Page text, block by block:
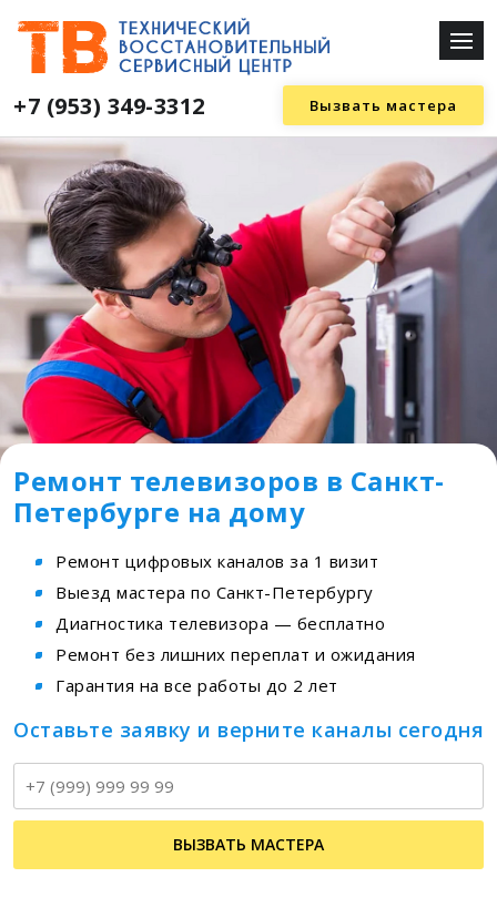
+7 (953) 349-3312 Вызвать мастера
Ремонт телевизоров в Санкт-
Петербурге на дому
Ремонт цифровых каналов за 1 визит
Выезд мастера по Санкт-Петербургу
Диагностика телевизора — бесплатно
Ремонт без лишних переплат и ожидания
Гарантия на все работы до 2 лет
Оставьте заявку и верните каналы сегодня
ВЫЗВАТЬ МАСТЕРА